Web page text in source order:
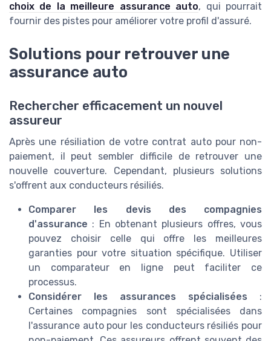
choix de la meilleure assurance auto, qui pourrait
fournir des pistes pour améliorer votre profil d'assuré.
Solutions pour retrouver une
assurance auto
Rechercher efficacement un nouvel
assureur
Après une résiliation de votre contrat auto pour non-
paiement, il peut sembler difficile de retrouver une
nouvelle couverture. Cependant, plusieurs solutions
s'offrent aux conducteurs résiliés.
Comparer les devis des compagnies
d'assurance : En obtenant plusieurs offres, vous
pouvez choisir celle qui offre les meilleures
garanties pour votre situation spécifique. Utiliser
un comparateur en ligne peut faciliter ce
processus.
Considérer les assurances spécialisées :
Certaines compagnies sont spécialisées dans
l'assurance auto pour les conducteurs résiliés pour